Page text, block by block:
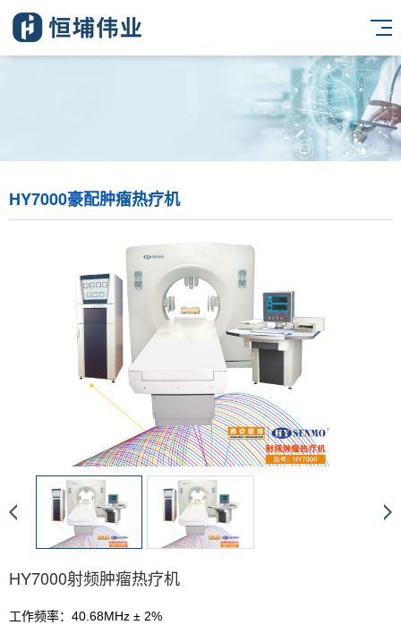
HY7000豪配肿瘤热疗机
HY7000射频肿瘤热疗机
工作频率：40.68MHz ± 2%